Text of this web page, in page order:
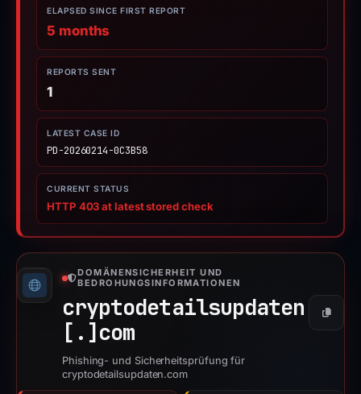
ELAPSED SINCE FIRST REPORT
5 months
REPORTS SENT
1
LATEST CASE ID
PD-20260214-0C3B58
CURRENT STATUS
HTTP 403 at latest stored check
DOMÄNENSICHERHEIT UND
BEDROHUNGSINFORMATIONEN
cryptodetailsupdaten
[.] com
Phishing- und Sicherheitsprüfung für
cryptodetailsupdaten.com